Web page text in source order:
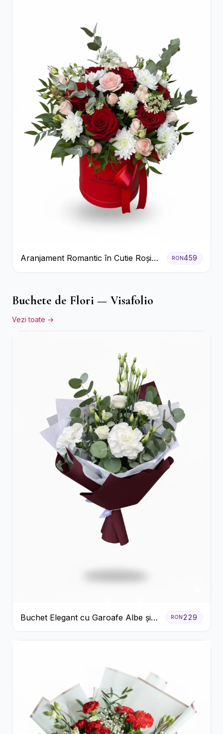
Aranjament Romantic în Cutie Roșie
cu Trandafiri și Crizanteme
RON459
Buchete de Flori — Visafolio
Vezi toate →
Buchet Elegant cu Garoafe Albe și
Eucalipt
RON229